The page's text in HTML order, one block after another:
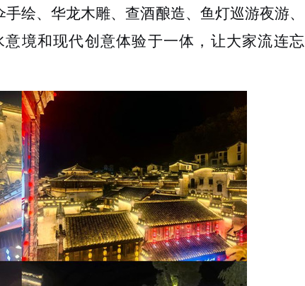
手绘、华龙木雕、查酒酿造、鱼灯巡游夜游、
境和现代创意体验于一体，让大家流连忘